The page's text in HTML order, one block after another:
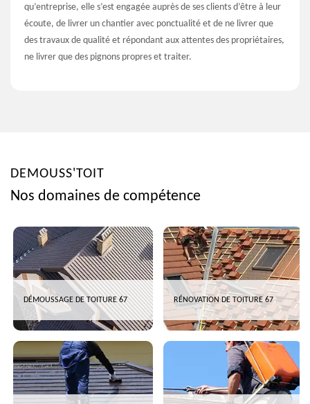
qu’entreprise, elle s’est engagée auprès de ses clients d’être à leur
écoute, de livrer un chantier avec ponctualité et de ne livrer que
des travaux de qualité et répondant aux attentes des propriétaires,
ne livrer que des pignons propres et traiter.
DEMOUSS'TOIT
Nos domaines de compétence
DÉMOUSSAGE DE TOITURE 67 RÉNOVATION DE TOITURE 67